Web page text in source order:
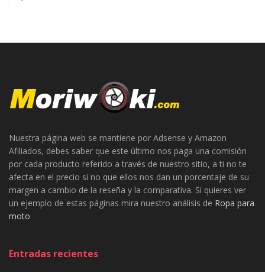
Nuestra página web se mantiene por Adsense y Amazon
Afiliados, debes saber que este último nos paga una comisión
por cada producto referido a través de nuestro sitio, a ti no te
afecta en el precio si no que ellos nos dan un porcentaje de su
margen a cambio de la reseña y la comparativa. Si quieres ver
un ejemplo de estas páginas mira nuestro análisis de Ropa para
moto
Entradas recientes